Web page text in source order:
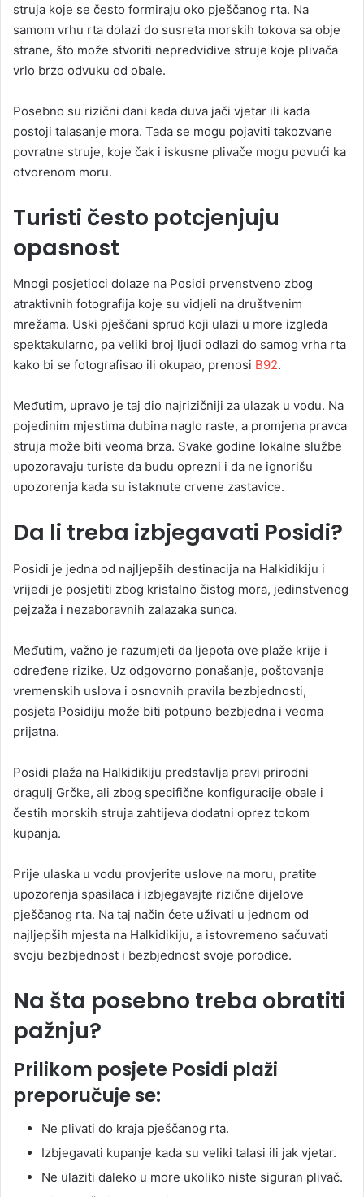
struja koje se često formiraju oko pješčanog rta. Na
samom vrhu rta dolazi do susreta morskih tokova sa obje
strane, što može stvoriti nepredvidive struje koje plivača
vrlo brzo odvuku od obale.
Posebno su rizični dani kada duva jači vjetar ili kada
postoji talasanje mora. Tada se mogu pojaviti takozvane
povratne struje, koje čak i iskusne plivače mogu povući ka
otvorenom moru.
Turisti često potcjenjuju
opasnost
Mnogi posjetioci dolaze na Posidi prvenstveno zbog
atraktivnih fotografija koje su vidjeli na društvenim
mrežama. Uski pješčani sprud koji ulazi u more izgleda
spektakularno, pa veliki broj ljudi odlazi do samog vrha rta
kako bi se fotografisao ili okupao, prenosi B92.
Međutim, upravo je taj dio najrizičniji za ulazak u vodu. Na
pojedinim mjestima dubina naglo raste, a promjena pravca
struja može biti veoma brza. Svake godine lokalne službe
upozoravaju turiste da budu oprezni i da ne ignorišu
upozorenja kada su istaknute crvene zastavice.
Da li treba izbjegavati Posidi?
Posidi je jedna od najljepših destinacija na Halkidikiju i
vrijedi je posjetiti zbog kristalno čistog mora, jedinstvenog
pejzaža i nezaboravnih zalazaka sunca.
Međutim, važno je razumjeti da ljepota ove plaže krije i
određene rizike. Uz odgovorno ponašanje, poštovanje
vremenskih uslova i osnovnih pravila bezbjednosti,
posjeta Posidiju može biti potpuno bezbjedna i veoma
prijatna.
Posidi plaža na Halkidikiju predstavlja pravi prirodni
dragulj Grčke, ali zbog specifične konfiguracije obale i
čestih morskih struja zahtijeva dodatni oprez tokom
kupanja.
Prije ulaska u vodu provjerite uslove na moru, pratite
upozorenja spasilaca i izbjegavajte rizične dijelove
pješčanog rta. Na taj način ćete uživati u jednom od
najljepših mjesta na Halkidikiju, a istovremeno sačuvati
svoju bezbjednost i bezbjednost svoje porodice.
Na šta posebno treba obratiti
pažnju?
Prilikom posjete Posidi plaži
preporučuje se:
Ne plivati do kraja pješčanog rta.
Izbjegavati kupanje kada su veliki talasi ili jak vjetar.
Ne ulaziti daleko u more ukoliko niste siguran plivač.